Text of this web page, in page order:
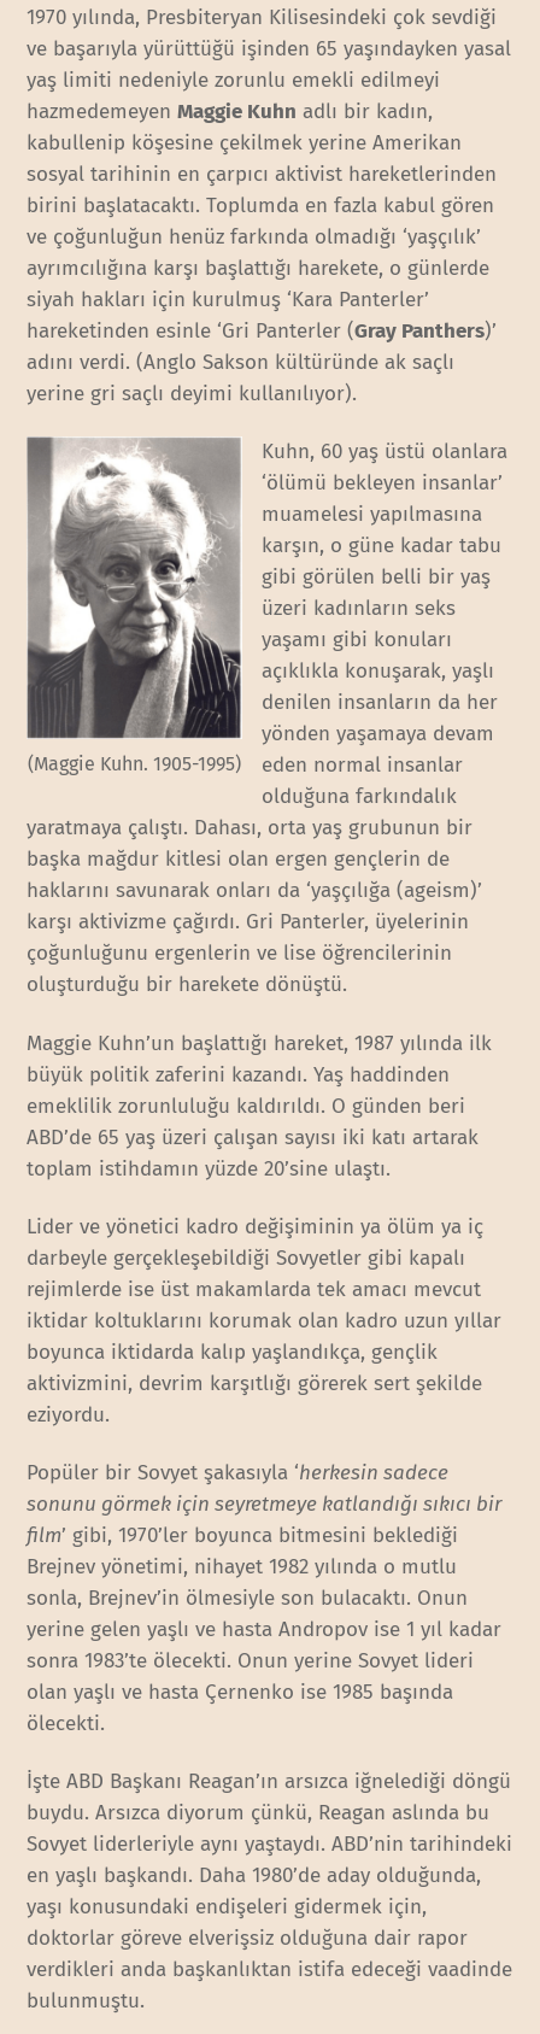
1970 yılında, Presbiteryan Kilisesindeki çok sevdiği
ve başarıyla yürüttüğü işinden 65 yaşındayken yasal
yaş limiti nedeniyle zorunlu emekli edilmeyi
hazmedemeyenMaggie Kuhn adlı bir kadın,
kabullenip köşesine çekilmek yerine Amerikan
sosyal tarihinin en çarpıcı aktivist hareketlerinden
birini başlatacaktı. Toplumda en fazla kabul gören
ve çoğunluğun henüz farkında olmadığı ‘yaşçılık’
ayrımcılığına karşı başlattığı harekete, o günlerde
siyah hakları için kurulmuş ‘Kara Panterler’
hareketinden esinle ‘Gri Panterler (Gray Panthers)’
adını verdi. (Anglo Sakson kültüründe ak saçlı
yerine gri saçlı deyimi kullanılıyor).
(Maggie Kuhn. 1905-1995)
Kuhn, 60 yaş üstü olanlara
‘ölümü bekleyen insanlar’
muamelesi yapılmasına
karşın, o güne kadar tabu
gibi görülen belli bir yaş
üzeri kadınların seks
yaşamı gibi konuları
açıklıkla konuşarak, yaşlı
denilen insanların da her
yönden yaşamaya devam
eden normal insanlar
olduğuna farkındalık
yaratmaya çalıştı. Dahası, orta yaş grubunun bir
başka mağdur kitlesi olan ergen gençlerin de
haklarını savunarak onları da ‘yaşçılığa (ageism)’
karşı aktivizme çağırdı. Gri Panterler, üyelerinin
çoğunluğunu ergenlerin ve lise öğrencilerinin
oluşturduğu bir harekete dönüştü.
Maggie Kuhn’un başlattığı hareket, 1987 yılında ilk
büyük politik zaferini kazandı. Yaş haddinden
emeklilik zorunluluğu kaldırıldı. O günden beri
ABD’de 65 yaş üzeri çalışan sayısı iki katı artarak
toplam istihdamın yüzde 20’sine ulaştı.
Lider ve yönetici kadro değişiminin ya ölüm ya iç
darbeyle gerçekleşebildiği Sovyetler gibi kapalı
rejimlerde ise üst makamlarda tek amacı mevcut
iktidar koltuklarını korumak olan kadro uzun yıllar
boyunca iktidarda kalıp yaşlandıkça, gençlik
aktivizmini, devrim karşıtlığı görerek sert şekilde
eziyordu.
Popüler bir Sovyet şakasıyla ‘herkesin sadece
sonunu görmek için seyretmeye katlandığı sıkıcı bir
film’ gibi, 1970’ler boyunca bitmesini beklediği
Brejnev yönetimi, nihayet 1982 yılında o mutlu
sonla, Brejnev’in ölmesiyle son bulacaktı. Onun
yerine gelen yaşlı ve hasta Andropov ise 1 yıl kadar
sonra 1983’te ölecekti. Onun yerine Sovyet lideri
olan yaşlı ve hasta Çernenko ise 1985 başında
ölecekti.
İşte ABD Başkanı Reagan’ın arsızca iğnelediği döngü
buydu. Arsızca diyorum çünkü, Reagan aslında bu
Sovyet liderleriyle aynı yaştaydı. ABD’nin tarihindeki
en yaşlı başkandı. Daha 1980’de aday olduğunda,
yaşı konusundaki endişeleri gidermek için,
doktorlar göreve elverişsiz olduğuna dair rapor
verdikleri anda başkanlıktan istifa edeceği vaadinde
bulunmuştu.